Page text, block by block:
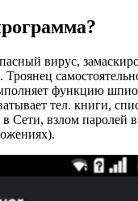
вирус,
функцию
тел. книги,
Сети, взлом паролей в